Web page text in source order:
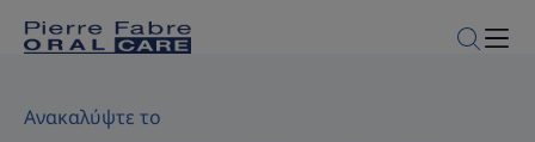
Ανακαλύψτε το